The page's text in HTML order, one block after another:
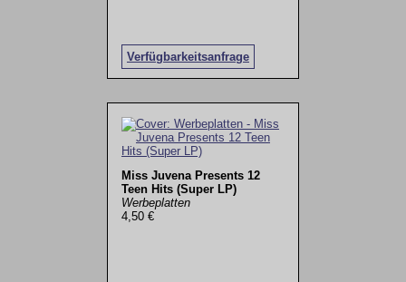
Verfügbarkeitsanfrage
Miss Juvena Presents 12
Teen Hits (Super LP)
Werbeplatten
4,50 €